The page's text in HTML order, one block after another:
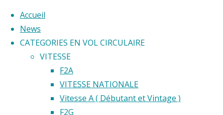
Accueil
News
CATEGORIES EN VOL CIRCULAIRE
VITESSE
F2A
VITESSE NATIONALE
Vitesse A ( Débutant et Vintage )
F2G
Évènement
©2020 Vol circulaire commandé